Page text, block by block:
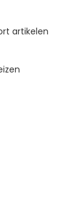
artikelen